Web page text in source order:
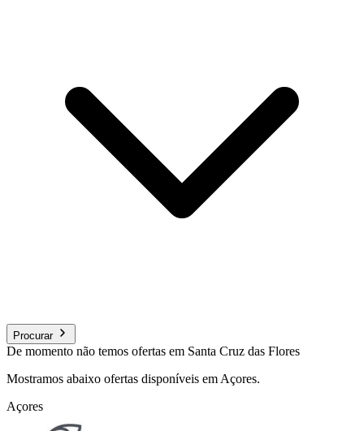
Procurar
De momento não temos ofertas em Santa Cruz das Flores
Mostramos abaixo ofertas disponíveis em Açores.
Açores